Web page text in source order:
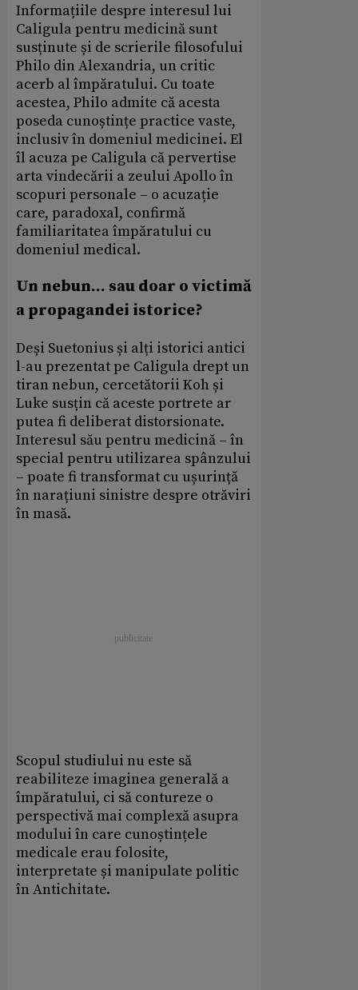
Informațiile despre interesul lui
Caligula pentru medicină sunt
susținute și de scrierile filosofului
Philo din Alexandria, un critic
acerb al împăratului. Cu toate
acestea, Philo admite că acesta
poseda cunoștințe practice vaste,
inclusiv în domeniul medicinei. El
îl acuza pe Caligula că pervertise
arta vindecării a zeului Apollo în
scopuri personale – o acuzație
care, paradoxal, confirmă
familiaritatea împăratului cu
domeniul medical.
Un nebun... sau doar o victimă
a propagandei istorice?
Deși Suetonius și alți istorici antici
l-au prezentat pe Caligula drept un
tiran nebun, cercetătorii Koh și
Luke susțin că aceste portrete ar
putea fi deliberat distorsionate.
Interesul său pentru medicină – în
special pentru utilizarea spânzului
– poate fi transformat cu ușurință
în narațiuni sinistre despre otrăviri
în masă.
Scopul studiului nu este să
reabiliteze imaginea generală a
împăratului, ci să contureze o
perspectivă mai complexă asupra
modului în care cunoștințele
medicale erau folosite,
interpretate și manipulate politic
în Antichitate.